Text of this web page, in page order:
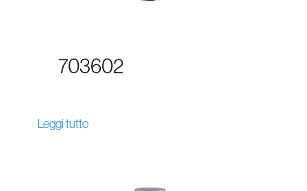
703602
Leggi tutto